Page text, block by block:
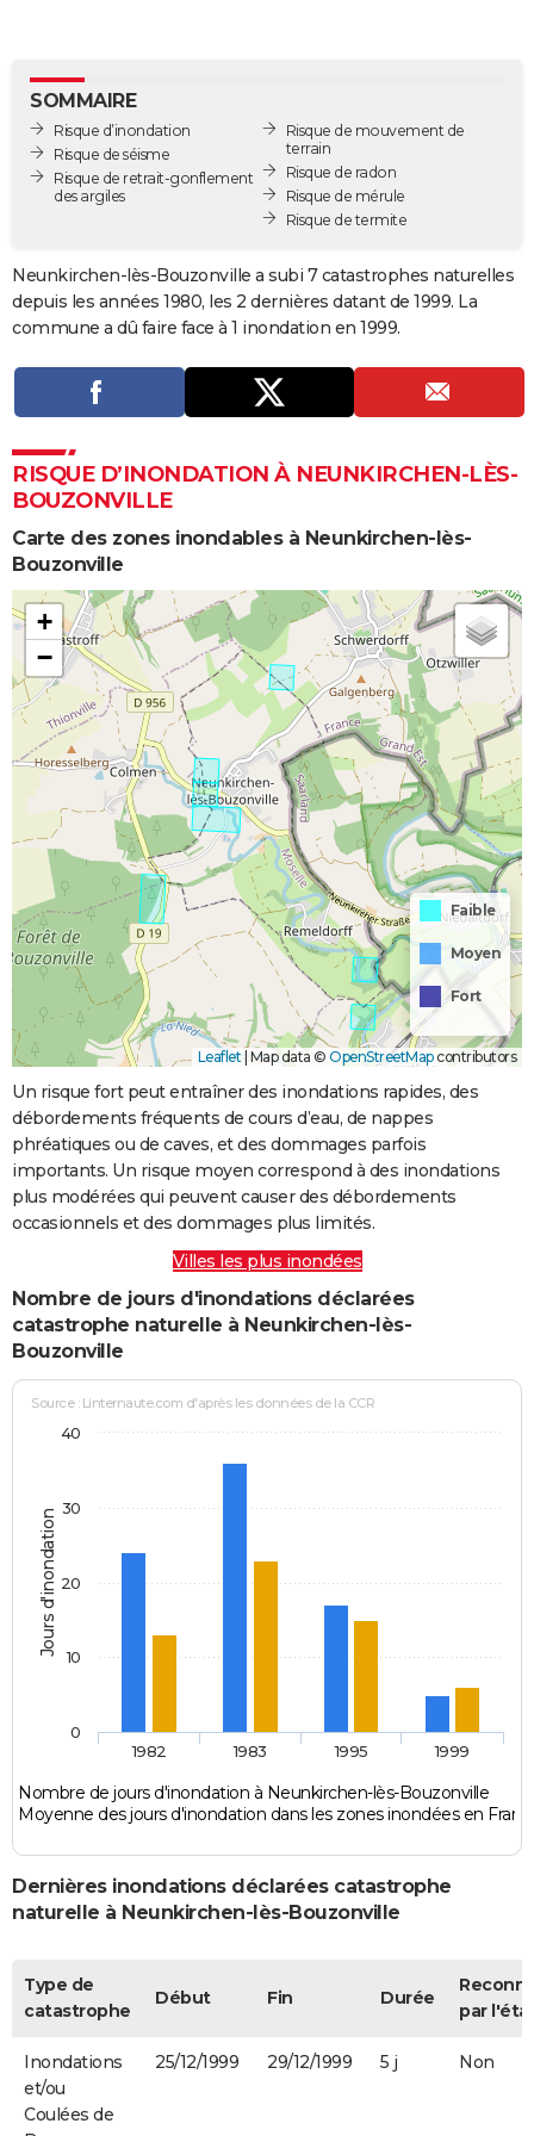
GUIDES D'ACHAT
BONS PLANS
CARTE DE VOEUX
Dictionnaire
Biographies
Citations
Expressions
Proverbes
PROGRAMME TV
COPAINS D'AVANT
AVIS DE DÉCÈS
FORUM
Bricolage
Lifestyle
Culture
Sport
Auto
Television
Voyage
Cinema
SOMMAIRE
Risque d’inondation
Risque de séisme
Risque de retrait-gonflement
des argiles
Risque de mouvement de
terrain
Risque de radon
Risque de mérule
Risque de termite
Neunkirchen-lès-Bouzonville a subi 7 catastrophes naturelles
depuis les années 1980, les 2 dernières datant de 1999. La
commune a dû faire face à 1 inondation en 1999.
RISQUE D’INONDATION À NEUNKIRCHEN-LÈS-
BOUZONVILLE
Carte des zones inondables à Neunkirchen-lès-
Bouzonville
+
−
Faible
Moyen
Fort
Leaflet | Map data © OpenStreetMapcontributors
Un risque fort peut entraîner des inondations rapides, des
débordements fréquents de cours d’eau, de nappes
phréatiques ou de caves, et des dommages parfois
importants. Un risque moyen correspond à des inondations
plus modérées qui peuvent causer des débordements
occasionnels et des dommages plus limités.
Villes les plus inondées
Nombre de jours d'inondations déclarées
catastrophe naturelle à Neunkirchen-lès-
Bouzonville
Jours d'inondation
Source : Linternaute.com d'après les données de la CCR
Nombre de jours d'inondation à Neunkirchen-lès-Bouzonville
Moyenne des jours d'inondation dans les zones inondées en
1982 1983 1995 1999
0
10
20
30
40
Dernières inondations déclarées catastrophe
naturelle à Neunkirchen-lès-Bouzonville
Type de
catastrophe
Début Fin Durée
par
Inondations
et/ou
Coulées de
25/12/1999 29/12/1999 5 j Non